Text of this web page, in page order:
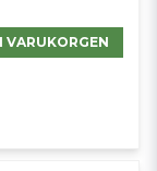
VARUKORGEN